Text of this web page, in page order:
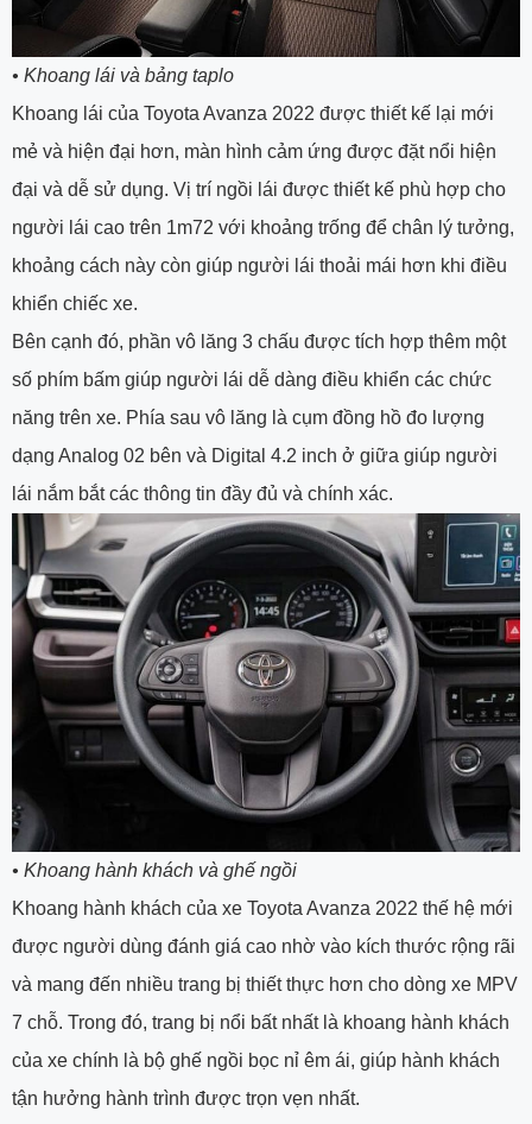
• Khoang lái và bảng taplo
Khoang lái của Toyota Avanza 2022 được thiết kế lại mới
mẻ và hiện đại hơn, màn hình cảm ứng được đặt nổi hiện
đại và dễ sử dụng. Vị trí ngồi lái được thiết kế phù hợp cho
người lái cao trên 1m72 với khoảng trống để chân lý tưởng,
khoảng cách này còn giúp người lái thoải mái hơn khi điều
khiển chiếc xe.
Bên cạnh đó, phần vô lăng 3 chấu được tích hợp thêm một
số phím bấm giúp người lái dễ dàng điều khiển các chức
năng trên xe. Phía sau vô lăng là cụm đồng hồ đo lượng
dạng Analog 02 bên và Digital 4.2 inch ở giữa giúp người
lái nắm bắt các thông tin đầy đủ và chính xác.
• Khoang hành khách và ghế ngồi
Khoang hành khách của xe Toyota Avanza 2022 thế hệ mới
được người dùng đánh giá cao nhờ vào kích thước rộng rãi
và mang đến nhiều trang bị thiết thực hơn cho dòng xe MPV
7 chỗ. Trong đó, trang bị nổi bất nhất là khoang hành khách
của xe chính là bộ ghế ngồi bọc nỉ êm ái, giúp hành khách
tận hưởng hành trình được trọn vẹn nhất.